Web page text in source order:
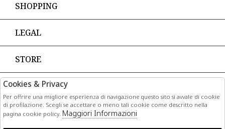
SHOPPING
LEGAL
STORE
PAGAMENTI
Cookies & Privacy
Per offrire una migliore esperienza di navigazione questo sito si avvale di cookie
di profilazione. Scegli se accettare o meno tali cookie come descritto nella
pagina cookie policy. Maggiori Informazioni